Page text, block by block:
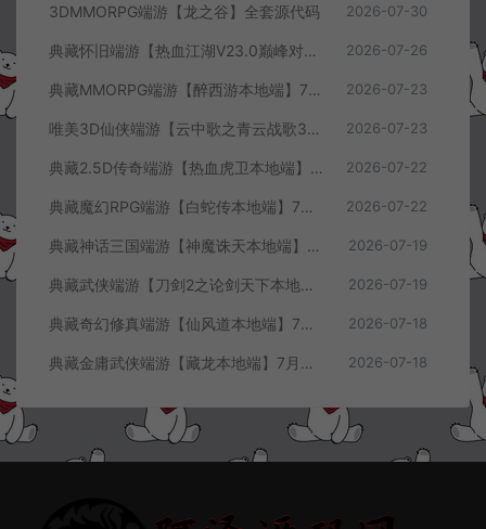
3DMMORPG端游【龙之谷】全套源代码 2026-07-30
典藏怀旧端游【热血江湖V23.0巅峰对决】7月最新整理Win一键服务端+GS源码+百宝阁+在线GM工具+PC客户端+详细搭建教程 2026-07-26
典藏MMORPG端游【醉西游本地端】7月最新整理Win一键服务端+GM授权后台+PC客户端+详细搭建教程 2026-07-23
唯美3D仙侠端游【云中歌之青云战歌3D本地端】7月最新整理Win一键服务端+GM工具+PC客户端+详细搭建教程 2026-07-23
典藏2.5D传奇端游【热血虎卫本地端】7月最新整理Win一键服务端+充值教程+PC客户端+详细搭建教程 2026-07-22
典藏魔幻RPG端游【白蛇传本地端】7月最新整理Win一键服务端+GM工具+PC客户端+详细搭建教程 2026-07-22
典藏神话三国端游【神魔诛天本地端】7月最新整理Win一键服务端+充值教程+PC客户端+详细搭建教程 2026-07-19
典藏武侠端游【刀剑2之论剑天下本地端】7月最新整理Win一键服务端+GM工具+PC客户端+详细搭建教程 2026-07-19
典藏奇幻修真端游【仙风道本地端】7月最新整理Win一键服务端+GM工具+PC客户端+详细搭建教程 2026-07-18
典藏金庸武侠端游【藏龙本地端】7月最新整理Win一键服务端+GM工具+PC客户端+详细搭建教程 2026-07-18